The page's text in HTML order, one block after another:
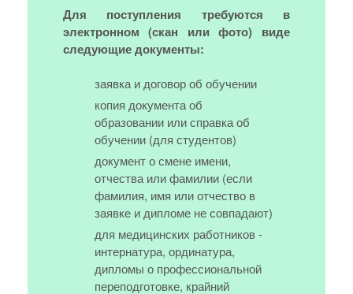
Для поступления требуются в
электронном (скан или фото) виде
следующие документы:
заявка и договор об обучении
копия документа об
образовании или справка об
обучении (для студентов)
документ о смене имени,
отчества или фамилии (если
фамилия, имя или отчество в
заявке и дипломе не совпадают)
для медицинских работников -
интернатура, ординатура,
дипломы о профессиональной
переподготовке, крайний